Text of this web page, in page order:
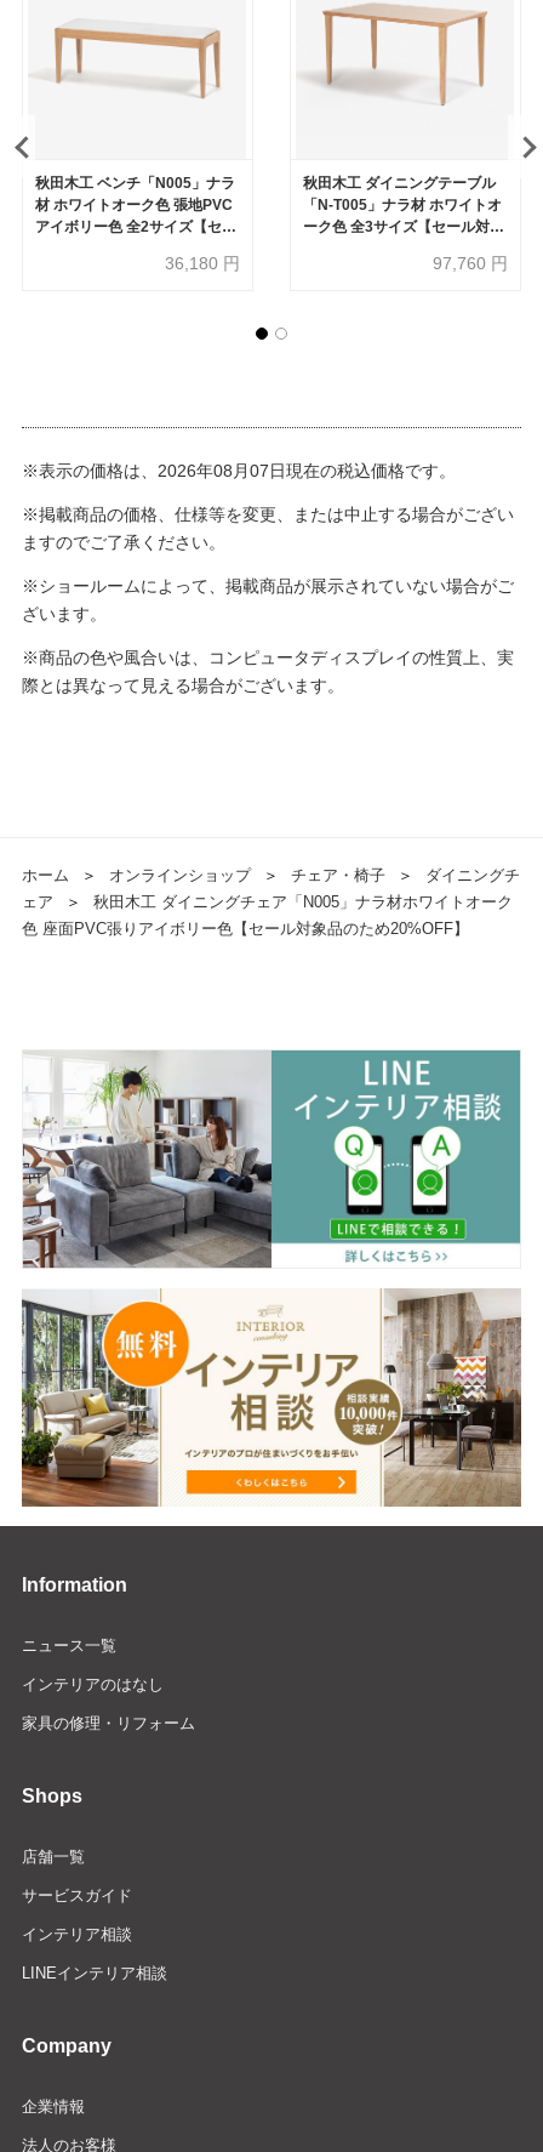
秋田木工 ベンチ「N005」ナラ
材 ホワイトオーク色 張地PVC
アイボリー色 全2サイズ【セー
36,180 円
秋田木工 ダイニングテーブル
「N-T005」ナラ材 ホワイトオ
ーク色 全3サイズ【セール対象
97,760 円
※表示の価格は、2026年08月07日現在の税込価格です。
※掲載商品の価格、仕様等を変更、または中止する場合がござい
ますのでご了承ください。
※ショールームによって、掲載商品が展示されていない場合がご
ざいます。
※商品の色や風合いは、コンピュータディスプレイの性質上、実
際とは異なって見える場合がございます。
ホーム ＞ オンラインショップ ＞ チェア・椅子 ＞
ダイニングチ
ェア
＞
秋田木工 ダイニングチェア「N005」ナラ材ホワイトオーク
色 座面PVC張りアイボリー色【セール対象品のため20%OFF】
Information
ニュース一覧
インテリアのはなし
家具の修理・リフォーム
Shops
店舗一覧
サービスガイド
インテリア相談
LINEインテリア相談
Company
企業情報
法人のお客様